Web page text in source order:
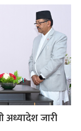
अध्यादेश जारी